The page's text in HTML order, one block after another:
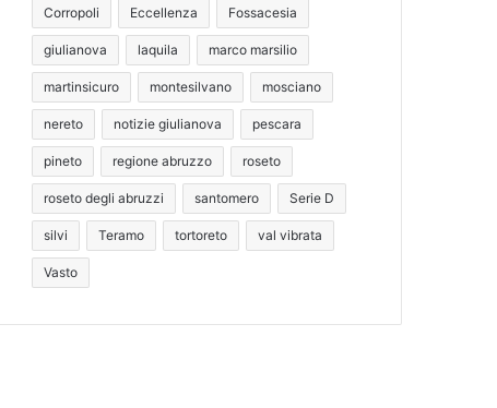
Corropoli Eccellenza Fossacesia
giulianova laquila marco marsilio
martinsicuro montesilvano mosciano
nereto notizie giulianova pescara
pineto regione abruzzo roseto
roseto degli abruzzi santomero Serie D
silvi Teramo tortoreto val vibrata
Vasto